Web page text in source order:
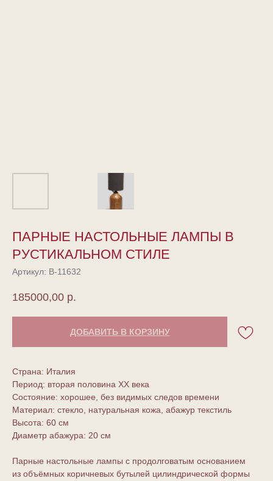
ПАРНЫЕ НАСТОЛЬНЫЕ ЛАМПЫ В
РУСТИКАЛЬНОМ СТИЛЕ
Артикул: В-11632
185000,00 р.
ДОБАВИТЬ В КОРЗИНУ
Страна: Италия
Период: вторая половина ХХ века
Состояние: хорошее, без видимых следов времени
Материал: стекло, натуральная кожа, абажур текстиль
Высота: 60 см
Диаметр абажура: 20 см
Парные настольные лампы с продолговатым основанием
из объёмных коричневых бутылей цилиндрической формы